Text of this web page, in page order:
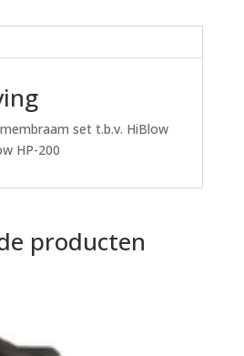
set t.b.v. HiBlow
HP-200
producten